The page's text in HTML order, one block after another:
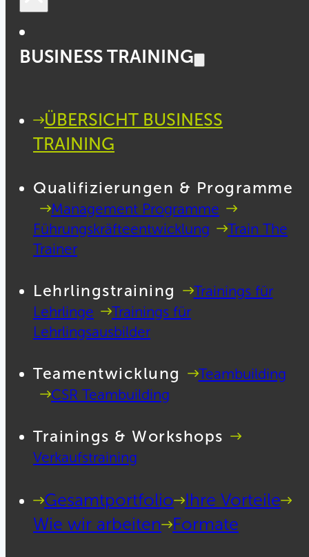
BUSINESS TRAINING
ÜBERSICHT BUSINESS
TRAINING
Qualifizierungen & Programme
Management Programme
Führungskräfteentwicklung
Train The
Trainer
Lehrlingstraining
Trainings für
Lehrlinge
Trainings für
Lehrlingsausbilder
Teamentwicklung
Teambuilding
CSR Teambuilding
Trainings & Workshops
Verkaufstraining
Gesamtportfolio
Ihre Vorteile
Wie wir arbeiten
Formate